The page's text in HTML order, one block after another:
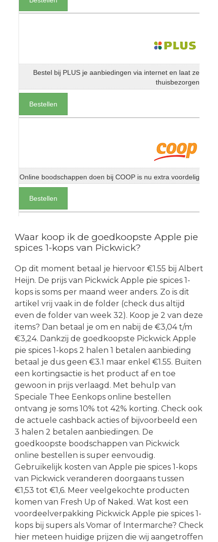
Bestel bij PLUS je aanbiedingen via internet en laat ze
thuisbezorgen
Bestellen
Online boodschappen doen bij COOP is nu extra voordelig
Bestellen
Waar koop ik de goedkoopste Apple pie
spices 1-kops van Pickwick?
Op dit moment betaal je hiervoor €1.55 bij Albert
Heijn. De prijs van Pickwick Apple pie spices 1-
kops is soms per maand weer anders. Zo is dit
artikel vrij vaak in de folder (check dus altijd
even de folder van week 32). Koop je 2 van deze
items? Dan betaal je om en nabij de €3,04 t/m
€3,24. Dankzij de goedkoopste Pickwick Apple
pie spices 1-kops 2 halen 1 betalen aanbieding
betaal je dus geen €3.1 maar enkel €1.55. Buiten
een kortingsactie is het product af en toe
gewoon in prijs verlaagd. Met behulp van
Speciale Thee Eenkops online bestellen
ontvang je soms 10% tot 42% korting. Check ook
de actuele cashback acties of bijvoorbeeld een
3 halen 2 betalen aanbiedingen. De
goedkoopste boodschappen van Pickwick
online bestellen is super eenvoudig.
Gebruikelijk kosten van Apple pie spices 1-kops
van Pickwick veranderen doorgaans tussen
€1,53 tot €1,6. Meer veelgekochte producten
komen van Fresh Up of Naked. Wat kost een
voordeelverpakking Pickwick Apple pie spices 1-
kops bij supers als Vomar of Intermarche? Check
hier meteen huidige prijzen die wij aangetroffen